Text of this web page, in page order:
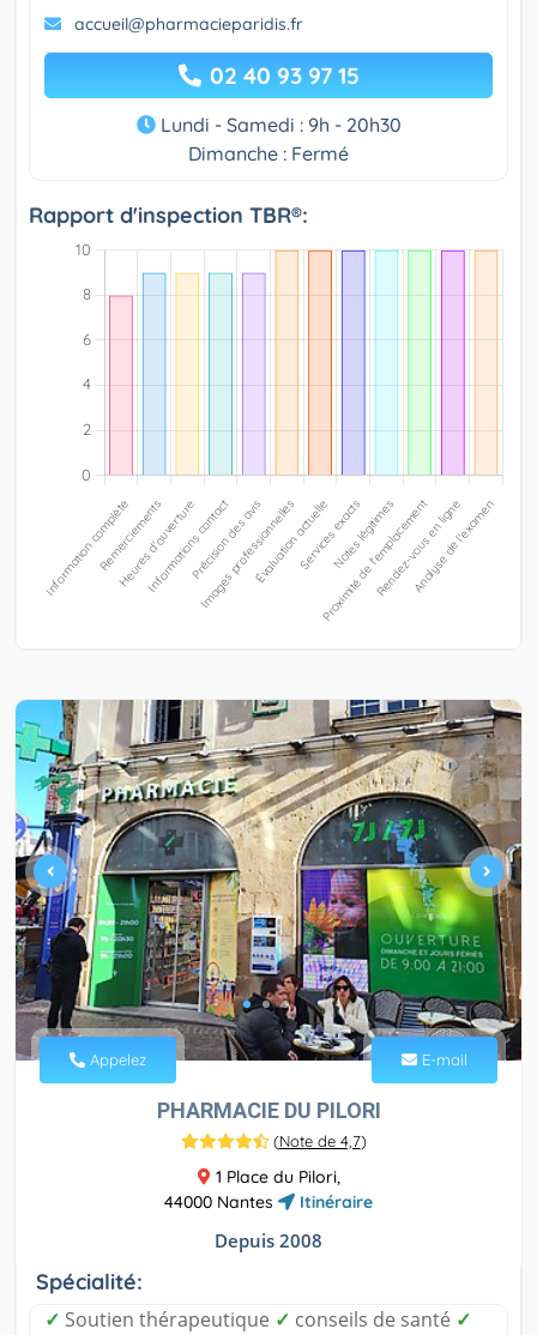
accueil@pharmacieparidis.fr
02 40 93 97 15
Lundi - Samedi : 9h - 20h30
Dimanche : Fermé
Rapport d'inspection TBR®:
Appelez E-mail
PHARMACIE DU PILORI
(Note de 4,7)
1 Place du Pilori,
44000 Nantes
Itinéraire
Depuis 2008
Spécialité:
✓ Soutien thérapeutique ✓ conseils de santé ✓